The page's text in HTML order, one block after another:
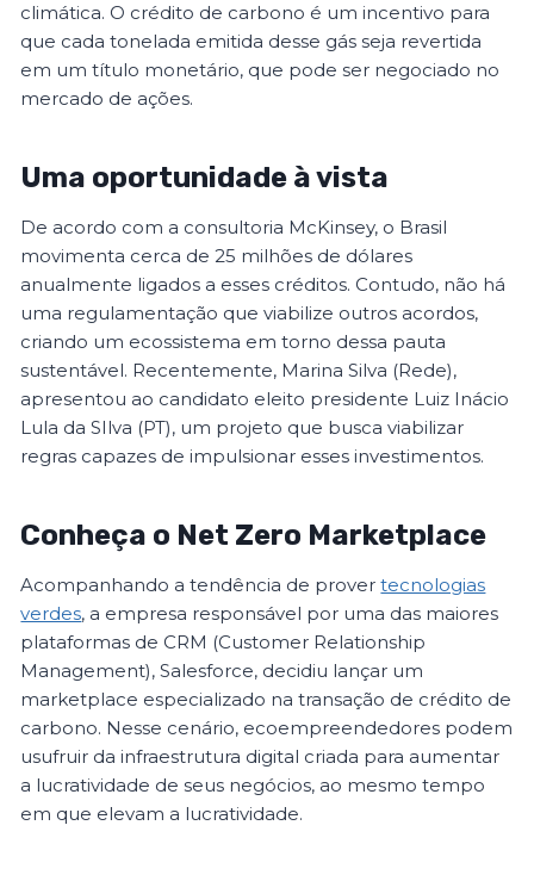
climática. O crédito de carbono é um incentivo para
que cada tonelada emitida desse gás seja revertida
em um título monetário, que pode ser negociado no
mercado de ações.
Uma oportunidade à vista
De acordo com a consultoria McKinsey, o Brasil
movimenta cerca de 25 milhões de dólares
anualmente ligados a esses créditos. Contudo, não há
uma regulamentação que viabilize outros acordos,
criando um ecossistema em torno dessa pauta
sustentável. Recentemente, Marina Silva (Rede),
apresentou ao candidato eleito presidente Luiz Inácio
Lula da SIlva (PT), um projeto que busca viabilizar
regras capazes de impulsionar esses investimentos.
Conheça o Net Zero Marketplace
Acompanhando a tendência de provertecnologias
verdes, a empresa responsável por uma das maiores
plataformas de CRM (Customer Relationship
Management), Salesforce, decidiu lançar um
marketplace especializado na transação de crédito de
carbono. Nesse cenário, ecoempreendedores podem
usufruir da infraestrutura digital criada para aumentar
a lucratividade de seus negócios, ao mesmo tempo
em que elevam a lucratividade.